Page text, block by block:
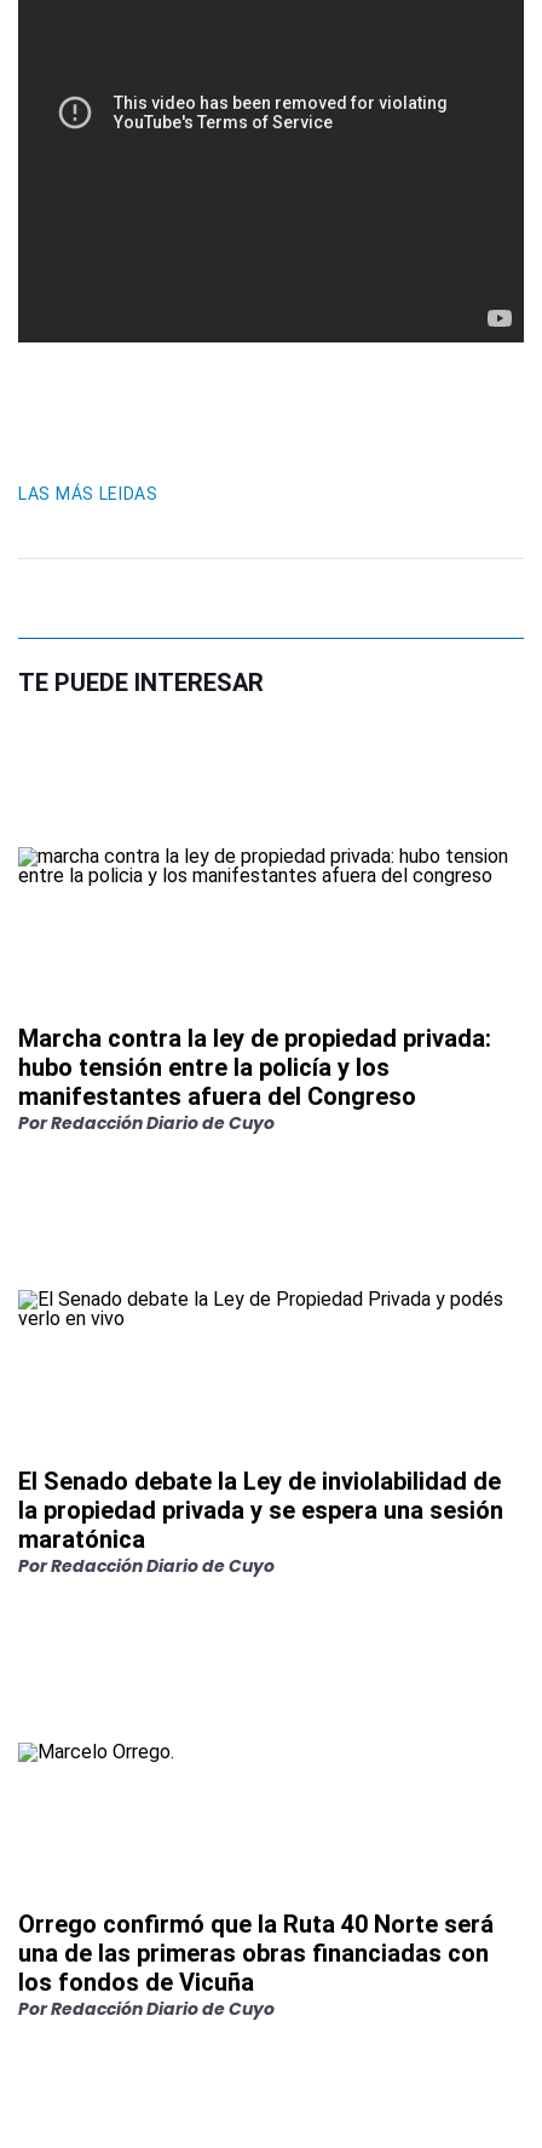
LAS MÁS LEIDAS
TE PUEDE INTERESAR
Marcha contra la ley de propiedad privada:
hubo tensión entre la policía y los
manifestantes afuera del Congreso
PorRedacción Diario de Cuyo
El Senado debate la Ley de inviolabilidad de
la propiedad privada y se espera una sesión
maratónica
PorRedacción Diario de Cuyo
Orrego confirmó que la Ruta 40 Norte será
una de las primeras obras financiadas con
los fondos de Vicuña
PorRedacción Diario de Cuyo